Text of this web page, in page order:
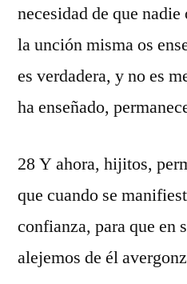
necesidad de que
la unción misma os
es verdadera, y no es
ha enseñado,
28 Y ahora, hijitos,
que cuando se
confianza, para que en
alejemos de él